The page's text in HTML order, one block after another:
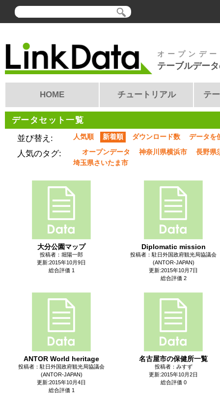
オープンデ
テーブルデー
HOME チュートリアル テ
データセット一覧
並び替え:
人気順 新着順 ダウンロード数 データを
人気のタグ: オープンデータ 神奈川県横浜市
長野県
埼玉県さいたま市
大分公園マップ
投稿者：堀陽一郎
更新:2015年10月9日
総合評価 1
Diplomatic mission
投稿者：駐日外国政府観光局協議会
(ANTOR-JAPAN)
更新:2015年10月7日
総合評価 2
ANTOR World heritage
投稿者：駐日外国政府観光局協議会
(ANTOR-JAPAN)
更新:2015年10月4日
総合評価 1
名古屋市の保健所一覧
投稿者：みすず
更新:2015年10月2日
総合評価 0